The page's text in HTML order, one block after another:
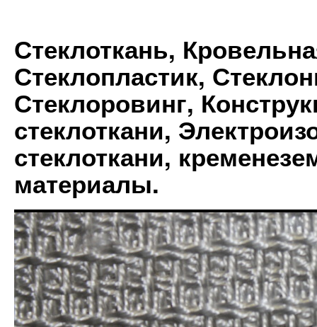
Стеклоткань,
Стеклопластик,
Стеклоровинг,
стеклоткани,
стеклоткани,
материалы.